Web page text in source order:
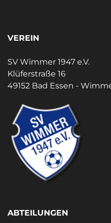
VEREIN
SV Wimmer 1947 e.V.
Klüferstraße 16
49152 Bad Essen -
ABTEILUNGEN